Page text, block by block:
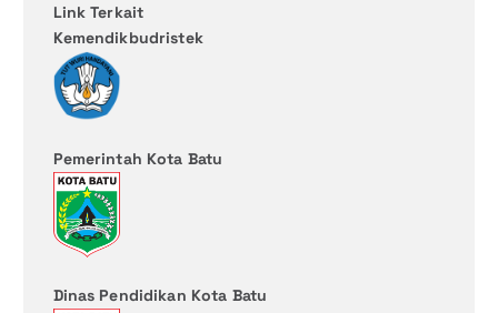
Link Terkait
Kemendikbudristek
Pemerintah Kota Batu
Dinas Pendidikan Kota Batu